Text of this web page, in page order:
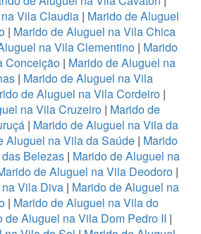
Vila Claudia | Marido de Aluguel
| Marido de Aluguel na Vila Chica
na Vila Clementino | Marido
Conceição | Marido de Aluguel na
| Marido de Aluguel na Vila
de Aluguel na Vila Cordeiro|
na Vila Cruzeiro | Marido de
| Marido de Aluguel na Vila da
Aluguel na Vila da Saúde | Marido
Belezas| Marido de Aluguel na
de Aluguel na Vila Deodoro |
Vila Diva| Marido de Aluguel na
| Marido de Aluguel na Vila do
de Aluguel na Vila Dom Pedro II |